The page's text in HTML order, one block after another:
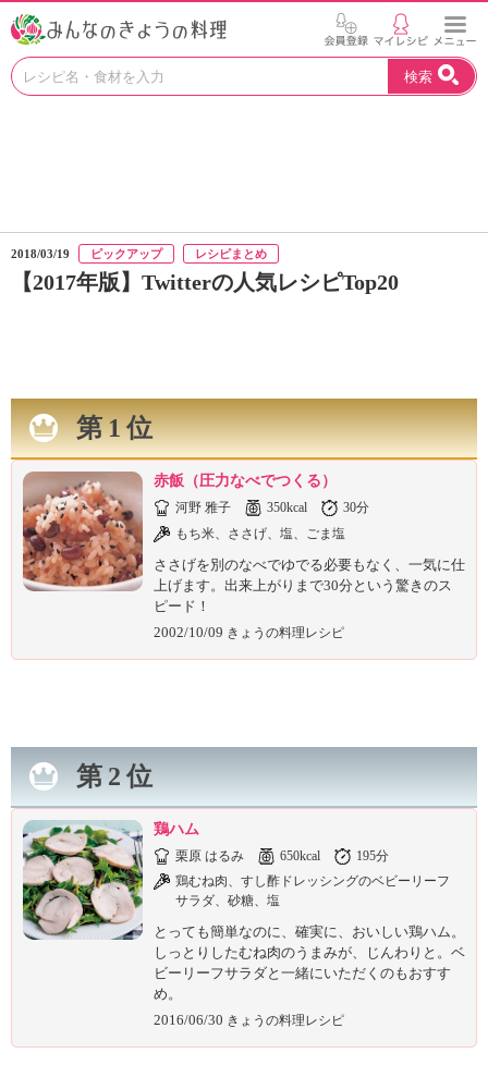
お
つ
け
H
K
エ
ュ
ー
シ
ョ
ル
う
料
理
」
検索
2018/03/19 ピックアップ レシピまとめ
【2017年版】Twitterの人気レシピTop20
第1位
赤飯（圧力なべでつくる）
河野 雅子 350kcal
30分
もち米、ささげ、塩、ごま塩
ささげを別のなべでゆでる必要もなく、一気に仕
上げます。出来上がりまで30分という驚きのス
ピード！
2002/10/09 きょうの料理レシピ
第2位
鶏ハム
栗原 はるみ 650kcal
195分
鶏むね肉、すし酢ドレッシングのベビーリーフ
サラダ、砂糖、塩
とっても簡単なのに、確実に、おいしい鶏ハム。
しっとりしたむね肉のうまみが、じんわりと。ベ
ビーリーフサラダと一緒にいただくのもおすす
め。
2016/06/30 きょうの料理レシピ